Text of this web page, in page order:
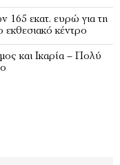
εκατ. ευρώ για τη
κέντρο
και Ικαρία – Πολύ